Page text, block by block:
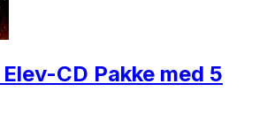
CD Pakke med 5